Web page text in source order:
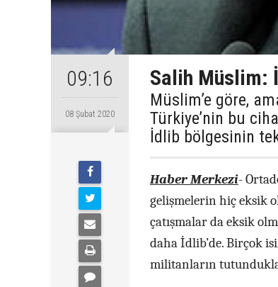
09:16
08 Şubat 2020
Salih Müslim:
Müslim’e göre,
Türkiye’nin bu
İdlib bölgesinin tek
Haber Merkezi-
gelişmelerin hiç eksik
çatışmalar da eksik
daha İdlib’de. Birçok
militanların